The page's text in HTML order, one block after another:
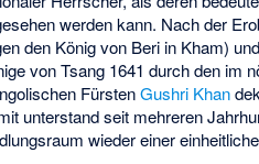
werden kann. Nach der
den König von Beri in Kham)
von Tsang 1641 durch den im
FürstenGushri Khan
unterstand seit mehreren
wieder einer